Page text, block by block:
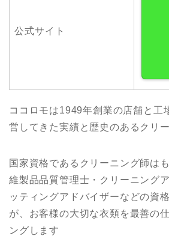
公式サイト
ココロモは1949年創業の店舗と工
営してきた実績と歴史のあるクリ
国家資格であるクリーニング師は
維製品品質管理士・クリーニング
ッティングアドバイザーなどの資
が、お客様の大切な衣類を最善の
ングします